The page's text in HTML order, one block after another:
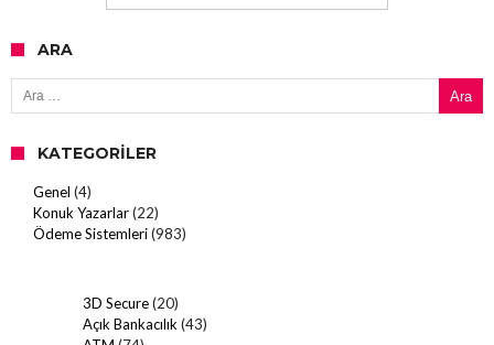
ARA
Arama:
KATEGORILER
Genel (4)
Konuk Yazarlar(22)
Ödeme Sistemleri(983)
3D Secure(20)
Açık Bankacılık (43)